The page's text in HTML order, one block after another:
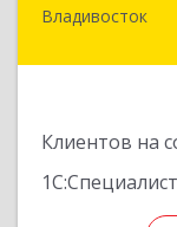
Владивосток
Клиентов на
1С:Специалист
690014,